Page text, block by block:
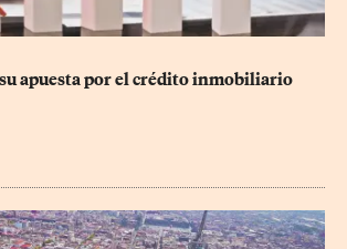
apuesta por el crédito inmobiliario